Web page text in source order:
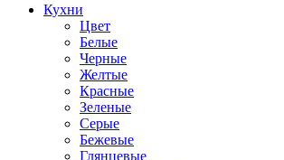
Кухни
Цвет
Белые
Черные
Желтые
Красные
Зеленые
Серые
Бежевые
Глянцевые